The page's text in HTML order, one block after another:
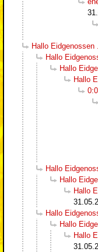
Hallo Eidgenossen
Hallo
Hallo
Hallo
0:0
Hallo
Hallo
Hallo
Hallo
Hallo
Hallo